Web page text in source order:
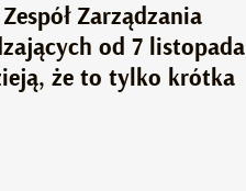
Zarządzania
od 7 listopada
że to tylko krótka